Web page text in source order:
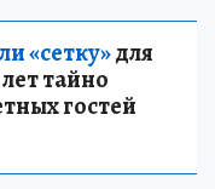
«сетку»для
тайно
гостей